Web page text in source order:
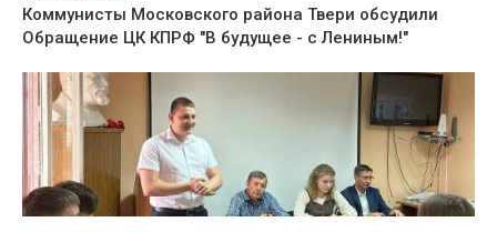
Коммунисты Московского района Твери обсудили
Обращение ЦК КПРФ "В будущее - с Лениным!"